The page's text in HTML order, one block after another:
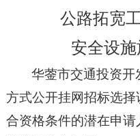
公路拓宽
安全设
华蓥市交通投资开
方式公开挂网招标选择
合资格条件的潜在申请